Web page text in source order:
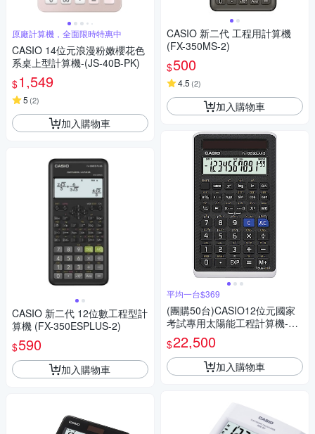
原廠計算機，全面限時特惠中
CASIO 14位元浪漫粉嫩櫻花色
系桌上型計算機-(JS-40B-PK)
$1,549
5 (2)
加入購物車
CASIO 新二代 12位數工程型計
算機 (FX-350ESPLUS-2)
$590
加入購物車
CASIO 新二代 工程用計算機
(FX-350MS-2)
$500
4.5 (2)
加入購物車
平均一台$369
(團購50台)CASIO12位元國家
考試專用太陽能工程計算機-FX
-82SOLARII
$22,500
加入購物車